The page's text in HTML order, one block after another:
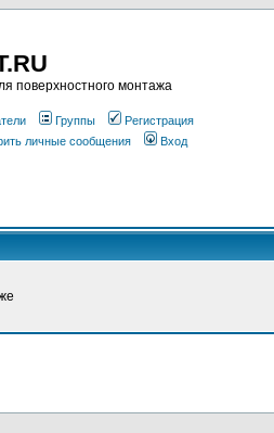
поверхностного монтажа
Группы
Регистрация
личные сообщения Вход